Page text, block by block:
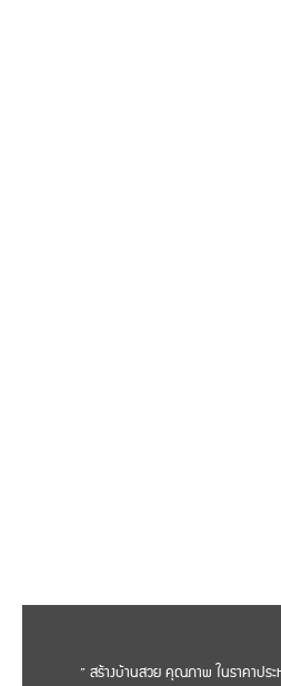
” สร้างบ้านสวย คุณภาพ ในราคาปร